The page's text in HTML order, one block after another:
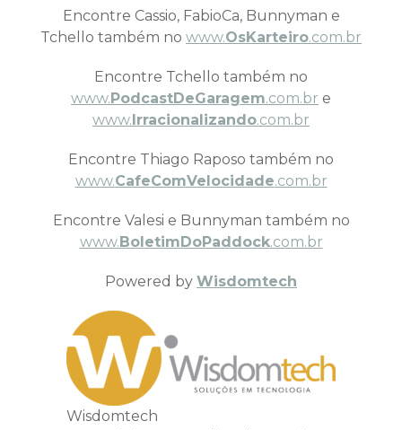
Encontre Cassio, FabioCa, Bunnyman e
Tchello também no www.OsKarteiro.com.br
Encontre Tchello também no
www. PodcastDeGaragem.com.br e
www. Irracionalizando.com.br
Encontre Thiago Raposo também no
www.CafeComVelocidade.com.br
Encontre Valesi e Bunnyman também no
www. BoletimDoPaddock.com.br
Powered by Wisdomtech
Wisdomtech